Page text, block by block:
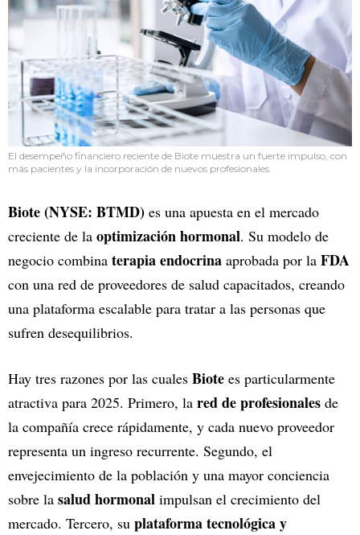
El desempeño financiero reciente de Biote muestra un fuerte impulso, con
más pacientes y la incorporación de nuevos profesionales.
Biote (NYSE: BTMD) es una apuesta en el mercado
creciente de la optimización hormonal. Su modelo de
negocio combina terapia endocrina aprobada por la FDA
con una red de proveedores de salud capacitados, creando
una plataforma escalable para tratar a las personas que
sufren desequilibrios.
Hay tres razones por las cuales Biote es particularmente
atractiva para 2025. Primero, la red de profesionales de
la compañía crece rápidamente, y cada nuevo proveedor
representa un ingreso recurrente. Segundo, el
envejecimiento de la población y una mayor conciencia
sobre la salud hormonal impulsan el crecimiento del
mercado. Tercero, su plataforma tecnológica y